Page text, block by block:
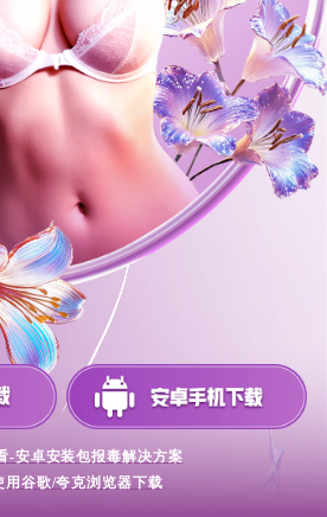
-安卓安装包报毒解决方案
用谷歌/夸克浏览器下载